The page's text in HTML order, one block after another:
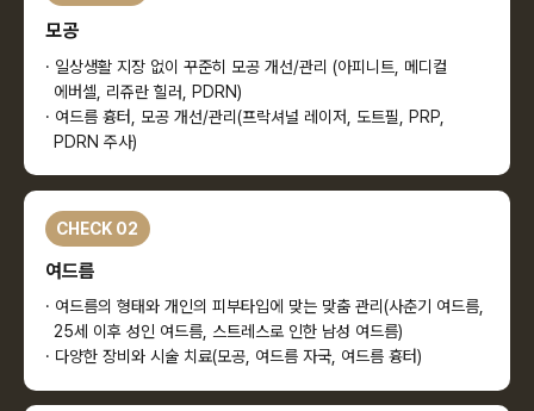
모공
· 일상생활 지장 없이 꾸준히 모공 개선/관리 (아피니트, 메디컬
에버셀, 리쥬란 힐러, PDRN)
· 여드름 흉터, 모공 개선/관리(프락셔널 레이저, 도트필, PRP,
PDRN 주사)
CHECK 02
여드름
· 여드름의 형태와 개인의 피부타입에 맞는 맞춤 관리(사춘기 여드름,
25세 이후 성인 여드름, 스트레스로 인한 남성 여드름)
· 다양한 장비와 시술 치료(모공, 여드름 자국, 여드름 흉터)